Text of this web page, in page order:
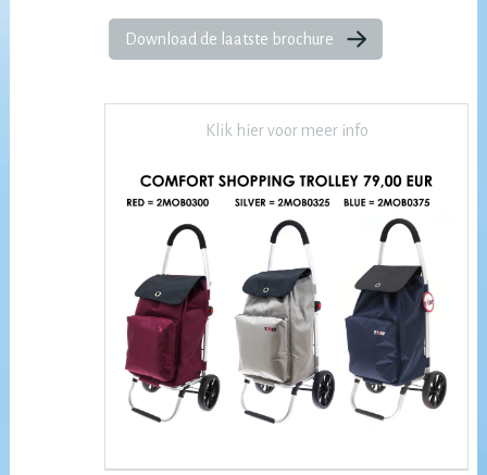
Download de laatste brochure
Klik hier voor meer info